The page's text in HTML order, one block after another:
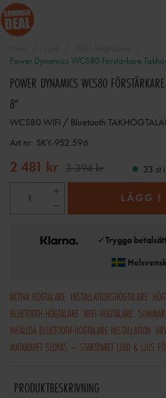
Power Dynamics WCS80 Förstärkare
POWER DYNAMICS WCS80
8"
WCS80 WIFI / Bluetooth
Art nr: SKY-952.596
2 481 kr 3 394 kr 33 st
LÄGG I
✓Trygga betalsätt
AKTIVA HÖGTALARE INSTALLATIONSHÖGTALARE
BLUETOOTH-HÖGTALARE WIFI-HÖGTALARE
INFÄLLDA BLUETOOTH-HÖGTALARE INSTALLATION
MATKRAVET SLOPAS – STARTPAKET LJUD & LJUS
PRODUKTBESKRIVNING